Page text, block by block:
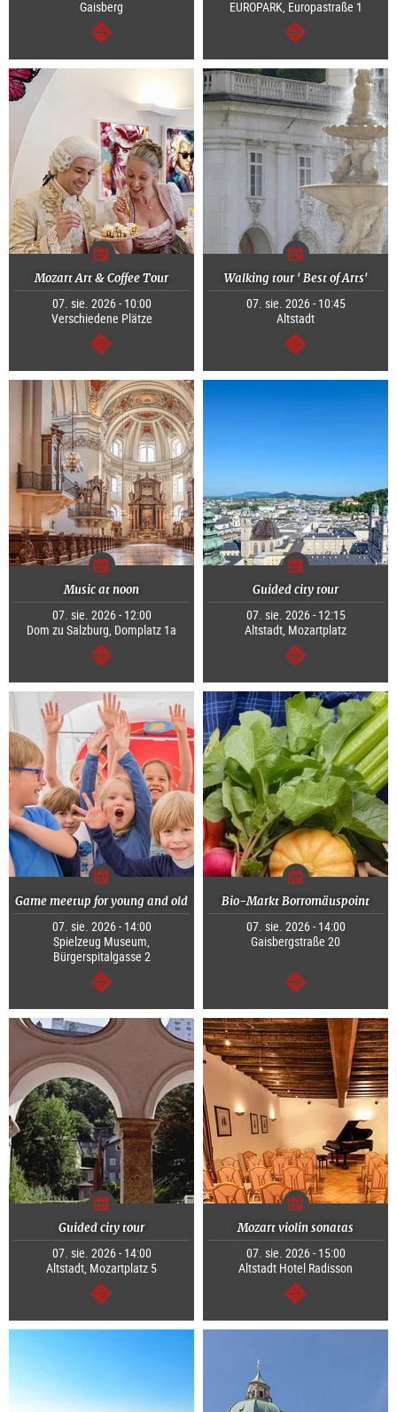
Gaisberg
dalej
EUROPARK, Europastraße 1
dalej
Mozart Art & Coffee Tour
07. sie. 2026 - 10:00
Verschiedene Plätze
dalej
Walking tour ' Best of Arts'
07. sie. 2026 - 10:45
Altstadt
dalej
Music at noon
07. sie. 2026 - 12:00
Dom zu Salzburg, Domplatz 1a
dalej
Guided city tour
07. sie. 2026 - 12:15
Altstadt, Mozartplatz
dalej
Game meetup for young and old
07. sie. 2026 - 14:00
Spielzeug Museum,
Bürgerspitalgasse 2
dalej
Bio-Markt Borromäuspoint
07. sie. 2026 - 14:00
Gaisbergstraße 20
dalej
Guided city tour
07. sie. 2026 - 14:00
Altstadt, Mozartplatz 5
dalej
Mozart violin sonatas
07. sie. 2026 - 15:00
Altstadt Hotel Radisson
dalej